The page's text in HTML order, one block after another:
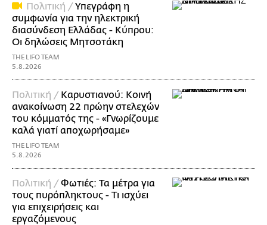
Πολιτική /Υπεγράφη η
συμφωνία για την ηλεκτρική
διασύνδεση Ελλάδας - Κύπρου:
Οι δηλώσεις Μητσοτάκη
THE LIFO TEAM
5.8.2026
Πολιτική / Καρυστιανού: Κοινή
ανακοίνωση 22 πρώην στελεχών
του κόμματός της - «Γνωρίζουμε
καλά γιατί αποχωρήσαμε»
THE LIFO TEAM
5.8.2026
Πολιτική /Φωτιές: Τα μέτρα για
τους πυρόπληκτους - Τι ισχύει
για επιχειρήσεις και
εργαζόμενους